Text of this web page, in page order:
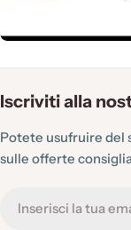
n
e
:Iscriviti alla
Potete usufruire del
sulle offerte
mail